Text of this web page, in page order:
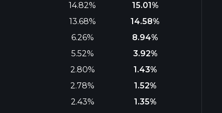
14.82%
15.01%
13.68%
14.58%
6.26%
8.94%
5.52%
3.92%
2.80%
1.43%
2.78%
1.52%
2.43%
1.35%